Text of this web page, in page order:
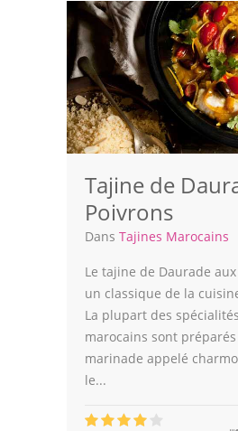
Tajine de
Poivrons
Dans Tajines Marocains
Le tajine de Daurade
un classique de la
La plupart des
marocains sont
marinade appelé
le...